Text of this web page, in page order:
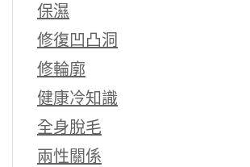
保濕
修復凹凸洞
修輪廓
健康冷知識
全身脫毛
兩性關係